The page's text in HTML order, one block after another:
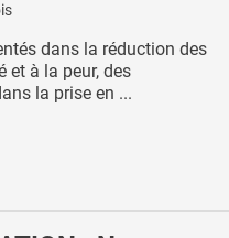
dans la réduction des
et à la peur, des
la prise en ...